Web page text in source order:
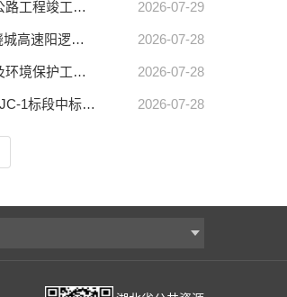
【湖北省中心】武汉硚口至孝感高速公路工程竣工质量缺陷处治工程施工武汉硚口至孝感高速公路工程竣工质量缺陷处治工程QXGS-YH-1标段(第二次)中标结果公告(标段编号HBSJ-202605GL-045001002) 2026-07-29
【湖北省中心】G4201武汉绕城高速阳逻长江公路大桥安全韧性提升工程前期工作G4201武汉绕城高速阳逻长江公路大桥安全韧性提升工程前期工作第YLQQQ-1标段中标结果公告(标段编号HBSJ-202607GL-064001001) 2026-07-28
【郧西县中心】兰滩至陕西仙河口段改扩建工程兰滩至陕西仙河口段改扩建工程（路面、绿化及环境保护工程）中标结果公告(标段编号HBYX-202606GL-010001001) 2026-07-28
【湖北省中心】襄阳至宜昌高速公路宜昌段交通安全设施工程交工质量专项检测服务招标XYJAJC-1标段中标结果公告(标段编号HBSJ-202307GL-063021001) 2026-07-28